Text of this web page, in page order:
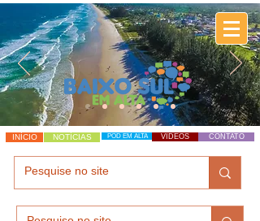
INÍCIO NOTÍCIAS POD EM ALTA VÍDEOS CONTATO